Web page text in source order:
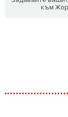
към